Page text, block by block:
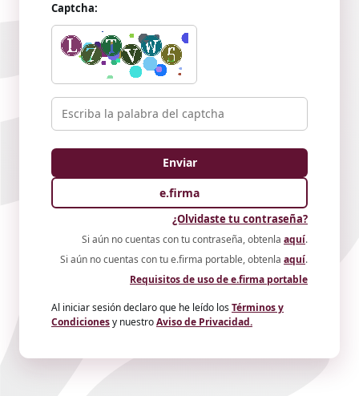
Captcha:
e.firma
¿Olvidaste tu contraseña?
Si aún no cuentas con tu contraseña, obtenla aquí.
Si aún no cuentas con tu e.firma portable, obtenla aquí.
Requisitos de uso de e.firma portable
Al iniciar sesión declaro que he leído losTérminos y
Condicionesy nuestroAviso de Privacidad.